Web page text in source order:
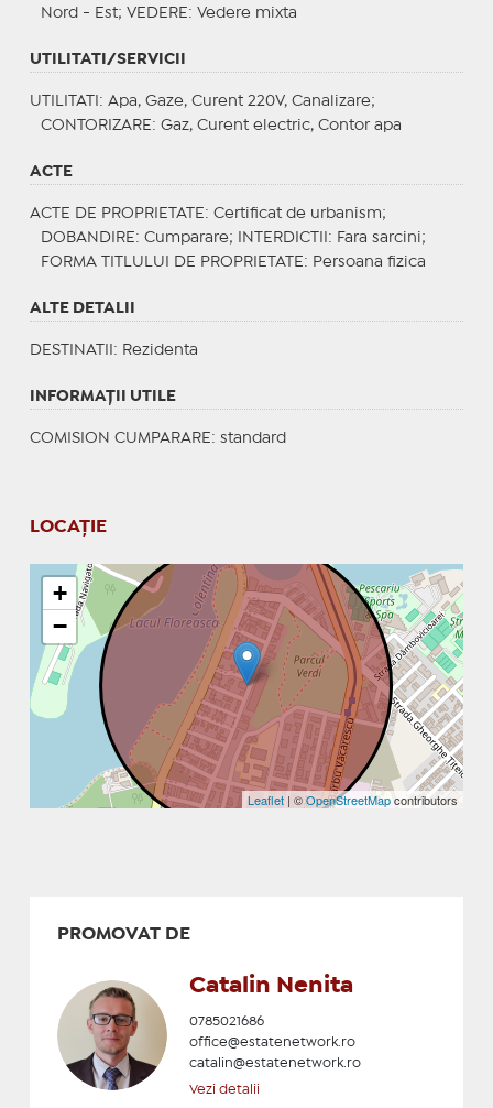
Nord - Est; VEDERE : Vedere mixta
UTILITATI/SERVICII
UTILITATI : Apa, Gaze, Curent 220V, Canalizare;
CONTORIZARE : Gaz, Curent electric, Contor apa
ACTE
ACTE DE PROPRIETATE : Certificat de urbanism;
DOBANDIRE : Cumparare; INTERDICTII : Fara sarcini;
FORMA TITLULUI DE PROPRIETATE : Persoana fizica
ALTE DETALII
DESTINATII : Rezidenta
INFORMAŢII UTILE
COMISION CUMPARARE: standard
LOCAȚIE
+
−
Leaflet | ©OpenStreetMapcontributors
PROMOVAT DE
Catalin Nenita
0785021686
office@estatenetwork.ro
catalin@estatenetwork.ro
Vezi detalii